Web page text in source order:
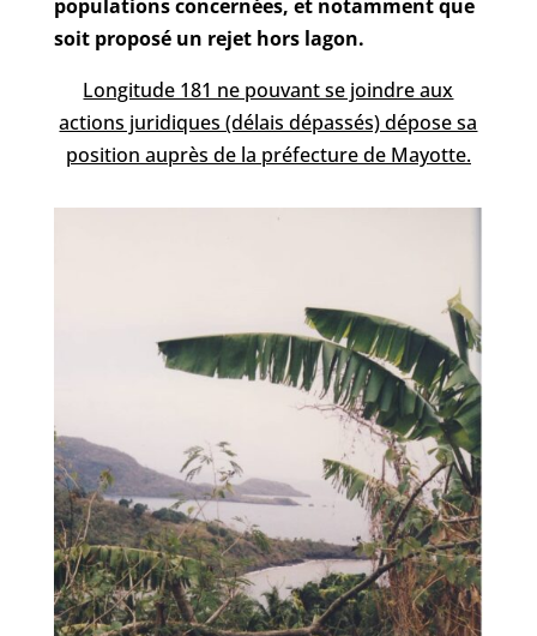
populations concernées, et notamment que
soit proposé un rejet hors lagon.
Longitude 181 ne pouvant se joindre aux
actions juridiques (délais dépassés) dépose sa
position auprès de la préfecture de Mayotte.